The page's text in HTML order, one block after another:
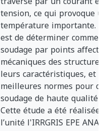
tension, ce qui provoque
température importante.
est de déterminer
soudage par points
mécaniques des
leurs caractéristiques, et
meilleures normes pour
soudage de haute qualité
Cette étude a été réalisée
l’unité l'IRRGRIS EPE